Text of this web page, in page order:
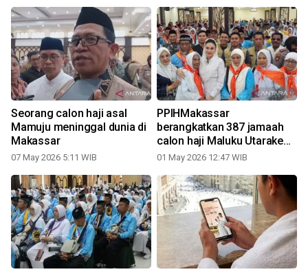
Seorang calon haji asal
Mamuju meninggal dunia di
Makassar
07 May 2026 5:11 WIB
PPIHMakassar
berangkatkan 387 jamaah
calon haji Maluku Utarake
Arab Saudi
01 May 2026 12:47 WIB